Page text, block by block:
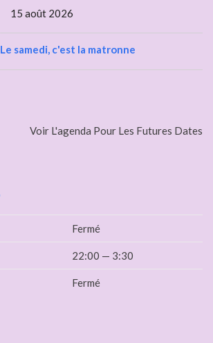
15 août 2026
Le samedi, c'est la matronne
Voir L'agenda Pour Les Futures Dates
Fermé
22:00 — 3:30
Fermé